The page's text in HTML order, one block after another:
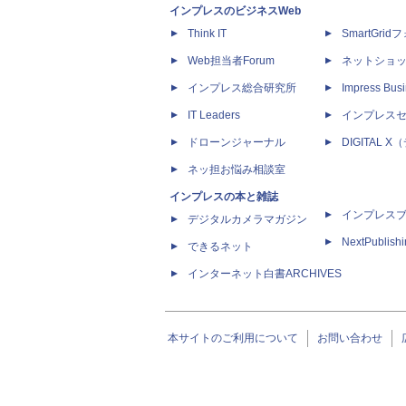
インプレスのビジネスWeb
Think IT
Web担当者Forum
インプレス総合研究所
IT Leaders
ドローンジャーナル
ネッ担お悩み相談室
インプレスの本と雑誌
デジタルカメラマガジン
できるネット
インターネット白書ARCHIVES
SmartGridフ
ネットショ
Impress
インプレス
DIGITAL X（
インプレス
本サイトのご利用について お問い合わせ